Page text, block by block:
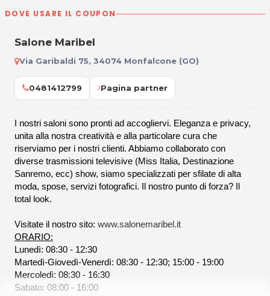
DOVE USARE IL COUPON
Salone Maribel
Via Garibaldi 75, 34074 Monfalcone (GO)
0481412799 Pagina partner
I nostri saloni sono pronti ad accogliervi. Eleganza e privacy,
unita alla nostra creatività e alla particolare cura che
riserviamo per i nostri clienti. Abbiamo collaborato con
diverse trasmissioni televisive (Miss Italia, Destinazione
Sanremo, ecc) show, siamo specializzati per sfilate di alta
moda, spose, servizi fotografici. Il nostro punto di forza? Il
total look.
Visitate il nostro sito: www.salonemaribel.it
ORARIO:
Lunedì: 08:30 - 12:30
Martedì-Giovedì-Venerdì: 08:30 - 12:30; 15:00 - 19:00
Mercoledì: 08:30 - 16:30
Sabato: 08:00 - 16:00